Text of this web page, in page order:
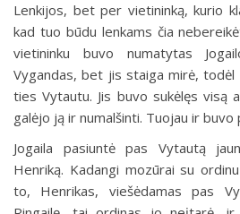
Lenkijos, bet per vietininką, kurio
kad tuo būdu lenkams čia
vietininku buvo numatytas
Vygandas, bet jis staiga mirė,
ties Vytautu. Jis buvo sukėlęs visą
galėjo ją ir numalšinti. Tuojau ir
Jogaila pasiuntė pas Vytautą
Henriką. Kadangi mozūrai su
to, Henrikas, viešėdamas pas